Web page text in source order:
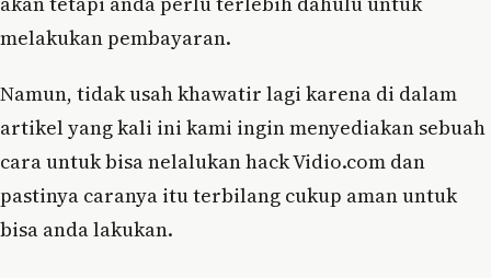
melakukan pembayaran.
Namun, tidak usah khawatir lagi karena di dalam
artikel yang kali ini kami ingin menyediakan sebuah
cara untuk bisa nelalukan hack Vidio.com dan
pastinya caranya itu terbilang cukup aman untuk
bisa anda lakukan.